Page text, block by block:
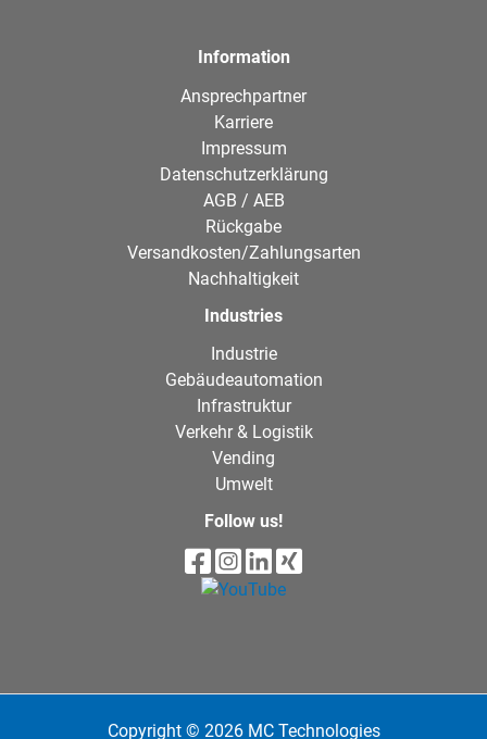
Information
Ansprechpartner
Karriere
Impressum
Datenschutzerklärung
AGB / AEB
Rückgabe
Versandkosten/Zahlungsarten
Nachhaltigkeit
Industries
Industrie
Gebäudeautomation
Infrastruktur
Verkehr & Logistik
Vending
Umwelt
Follow us!
Copyright © 2026 MC Technologies